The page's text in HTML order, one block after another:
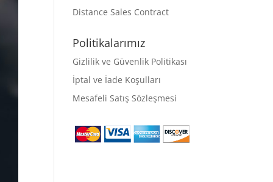
Distance Sales Contract
Politikalarımız
Gizlilik ve Güvenlik Politikası
İptal ve İade Koşulları
Mesafeli Satış Sözleşmesi